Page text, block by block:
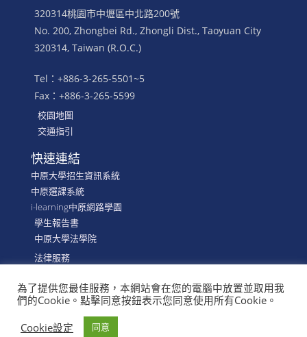
320314桃園市中壢區中北路200號
No. 200, Zhongbei Rd., Zhongli Dist., Taoyuan City
320314, Taiwan (R.O.C.)
Tel：+886-3-265-5501~5
Fax：+886-3-265-5599
校園地圖
交通指引
快速連結
中原大學招生資訊系統
中原選課系統
i-learning中原網路學園
學生報告書
中原大學法學院
法律服務
©CYCU, School of LAW, Department of Financial &
為了提供您最佳服務，本網站會在您的電腦中放置並取用我
們的Cookie。點擊同意按鈕表示您同意使用所有Cookie。
Cookie設定
同意